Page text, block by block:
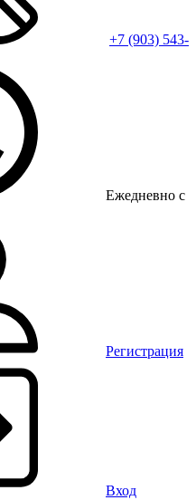
+7 (903) 543-
Ежедневно с
Регистрация
Вход